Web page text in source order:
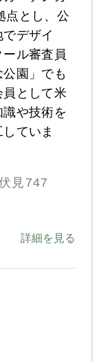
点とし、公
デザイ
ル審査員
園」でも
として米
や技術を
ていま
見747
詳細を見る